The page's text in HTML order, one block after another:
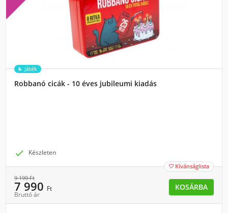
Játék
Robbanó cicák - 10 éves jubileumi kiadás
 Készleten
 Kívánságlista
9 199Ft
7 990 Ft
Bruttó ár
KOSÁRBA